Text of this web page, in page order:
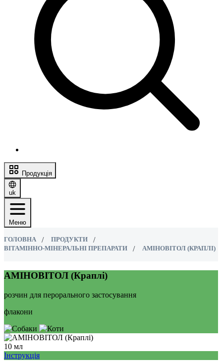
Продукція
uk
Меню
ГОЛОВНА
ПРОДУКТИ
ВІТАМІННО-МІНЕРАЛЬНІ ПРЕПАРАТИ
АМІНОВІТОЛ (КРАПЛІ)
АМІНОВІТОЛ (Краплі)
розчин для перорального застосування
флакони
10 мл
Інструкція